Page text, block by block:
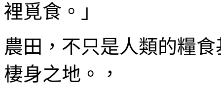
裡覓食。」
農田，不只是人類的糧
棲身之地。，